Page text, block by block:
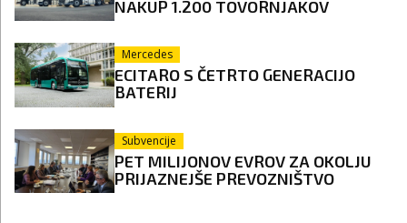
NAKUP 1.200 TOVORNJAKOV
Mercedes
ECITARO S ČETRTO GENERACIJO
BATERIJ
Subvencije
PET MILIJONOV EVROV ZA OKOLJU
PRIJAZNEJŠE PREVOZNIŠTVO